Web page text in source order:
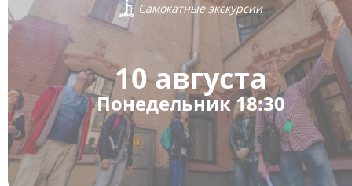
Самокатные экскурсии
10 августа
Понедельник 18:30